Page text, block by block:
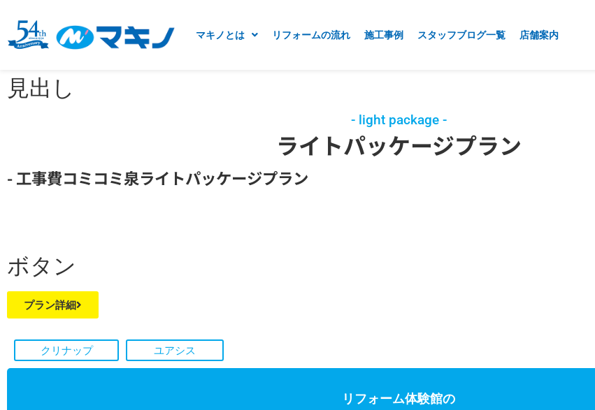
マキノとは リフォームの流れ 施工事例 スタッフブログ一覧 店舗案内
見出し
- light package -
ライトパッケージプラン
- 工事費コミコミ泉ライトパッケージプラン
ボタン
プラン詳細
クリナップ ユアシス
リフォーム体験館の